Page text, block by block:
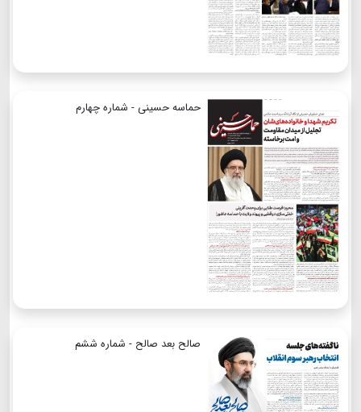
حماسه حسینی - شماره چهارم
صالح بعد صالح - شماره ششم